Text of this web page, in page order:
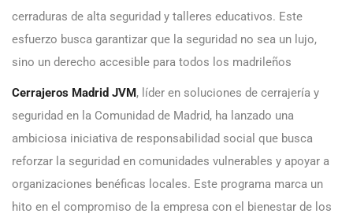
cerraduras de alta seguridad y talleres educativos. Este
esfuerzo busca garantizar que la seguridad no sea un lujo,
sino un derecho accesible para todos los madrileños
Cerrajeros Madrid JVM, líder en soluciones de cerrajería y
seguridad en la Comunidad de Madrid, ha lanzado una
ambiciosa iniciativa de responsabilidad social que busca
reforzar la seguridad en comunidades vulnerables y apoyar a
organizaciones benéficas locales. Este programa marca un
hito en el compromiso de la empresa con el bienestar de los